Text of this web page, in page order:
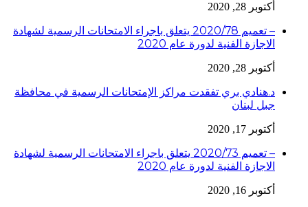
أكتوبر 28, 2020
– تعميم 2020/78 يتعلق باجراء الامتحانات الرسمية لشهادة
الاجازة الفنية لدورة عام 2020
أكتوبر 28, 2020
د.هنادي بري تفقدت مراكز الإمتحانات الرسمية في محافظة
جبل لبنان
أكتوبر 17, 2020
– تعميم 2020/73 يتعلق باجراء الامتحانات الرسمية لشهادة
الاجازة الفنية لدورة عام 2020
أكتوبر 16, 2020